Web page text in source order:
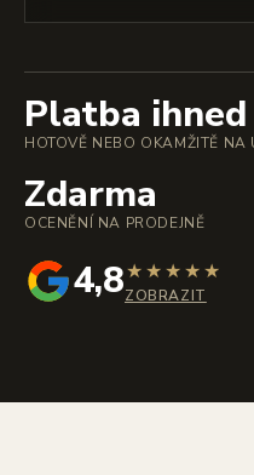
Platba ihned
HOTOVĚ NEBO OKAMŽITĚ NA
Zdarma
OCENĚNÍ NA PRODEJNĚ
4,8★★★★★
ZOBRAZIT